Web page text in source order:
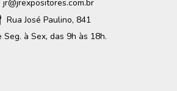
jr@jrexpositores.com.br
Rua José Paulino, 841
Seg. à Sex, das 9h às 18h.